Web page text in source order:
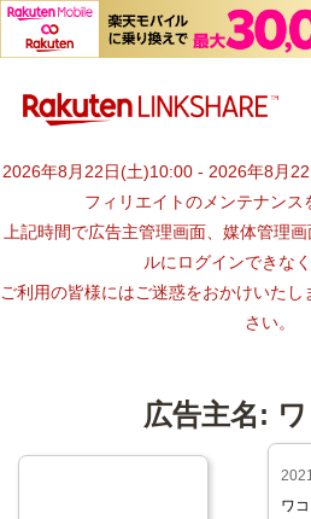
【1円からお支払い可能】アフィリエ
2026年8月22日(土)10:00 - 2026年8月
フィリエイトのメンテナンス
上記時間で広告主管理画面、媒体管理
ルにログインできな
ご利用の皆様にはご迷惑をおかけいた
さい。
広告主名:
ワ